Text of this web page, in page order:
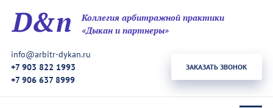
Коллегия арбитражной практики
«Дыкан и партнеры»
info@arbitr-dykan.ru
+7 903 822 1993
+7 906 637 8999
ЗАКАЗАТЬ ЗВОНОК